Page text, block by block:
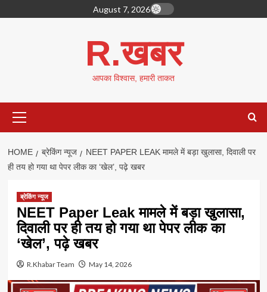
to
August 7, 2026
R.खबर
आपका विश्वास, हमारी ताकत
Menu
HOME ब्रेकिंग न्यूज
NEET PAPER LEAK मामले में बड़ा खुलासा, दिवाली पर
ही तय हो गया था पेपर लीक का ‘खेल’, पढ़े खबर
ब्रेकिंग न्यूज
NEET Paper Leak मामले में बड़ा खुलासा,
दिवाली पर ही तय हो गया था पेपर लीक का
‘खेल’, पढ़े खबर
R.Khabar Team May 14, 2026